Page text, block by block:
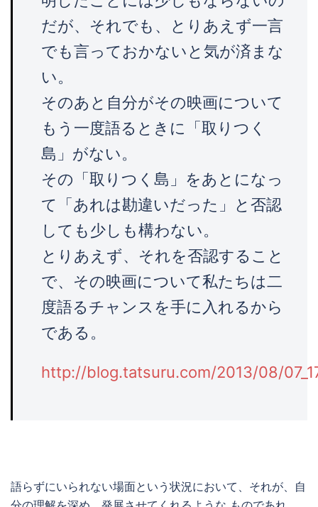
だが、それでも、とりあえず一言
でも言っておかないと気が済まな
い。
そのあと自分がその映画について
もう一度語るときに「取りつく
島」がない。
その「取りつく島」をあとになっ
て「あれは勘違いだった」と否認
しても少しも構わない。
とりあえず、それを否認すること
で、その映画について私たちは二
度語るチャンスを手に入れるから
である。
http://blog.tatsuru.com/2013/08/
語らずにいられない場面という状況において、それが、自